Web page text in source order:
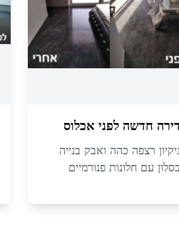
דירה חדשה לפני אכלוס
ניקיון רצפה כהה ואבק בנייה
בסלון עם חלונות פנורמיים